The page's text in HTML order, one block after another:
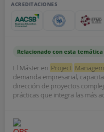
ACREDITACIONES
Relacionado con esta temática
El Máster en Project
demanda empresarial,
dirección de proyectos
prácticas que integra las más